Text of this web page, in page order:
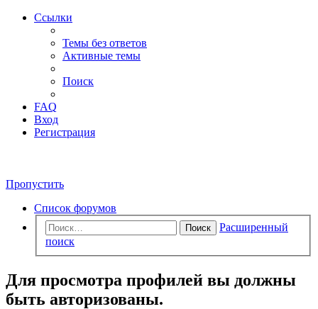
Ссылки
Темы без ответов
Активные темы
Поиск
FAQ
Вход
Регистрация
Пропустить
Список форумов
Поиск
Расширенный
поиск
Для просмотра профилей вы должны
быть авторизованы.